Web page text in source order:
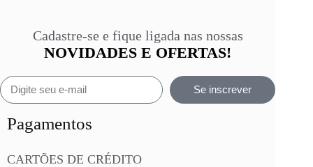
Cadastre-se e fique ligada nas nossas
NOVIDADES E OFERTAS!
Se inscrever
Pagamentos
CARTÕES DE CRÉDITO